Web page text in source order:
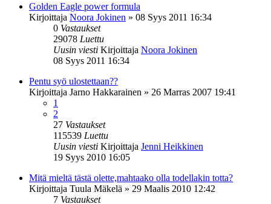
Golden Eagle power formula
Kirjoittaja Noora Jokinen » 08 Syys 2011 16:34
0 Vastaukset
29078 Luettu
Uusin viesti Kirjoittaja Noora Jokinen
08 Syys 2011 16:34
Pentu syö ulostettaan??
Kirjoittaja Jarno Hakkarainen » 26 Marras 2007 19:41
1
2
27 Vastaukset
115539 Luettu
Uusin viesti Kirjoittaja Jenni Heikkinen
19 Syys 2010 16:05
Mitä mieltä tästä olette,mahtaako olla todellakin totta?
Kirjoittaja Tuula Mäkelä » 29 Maalis 2010 12:42
7 Vastaukset